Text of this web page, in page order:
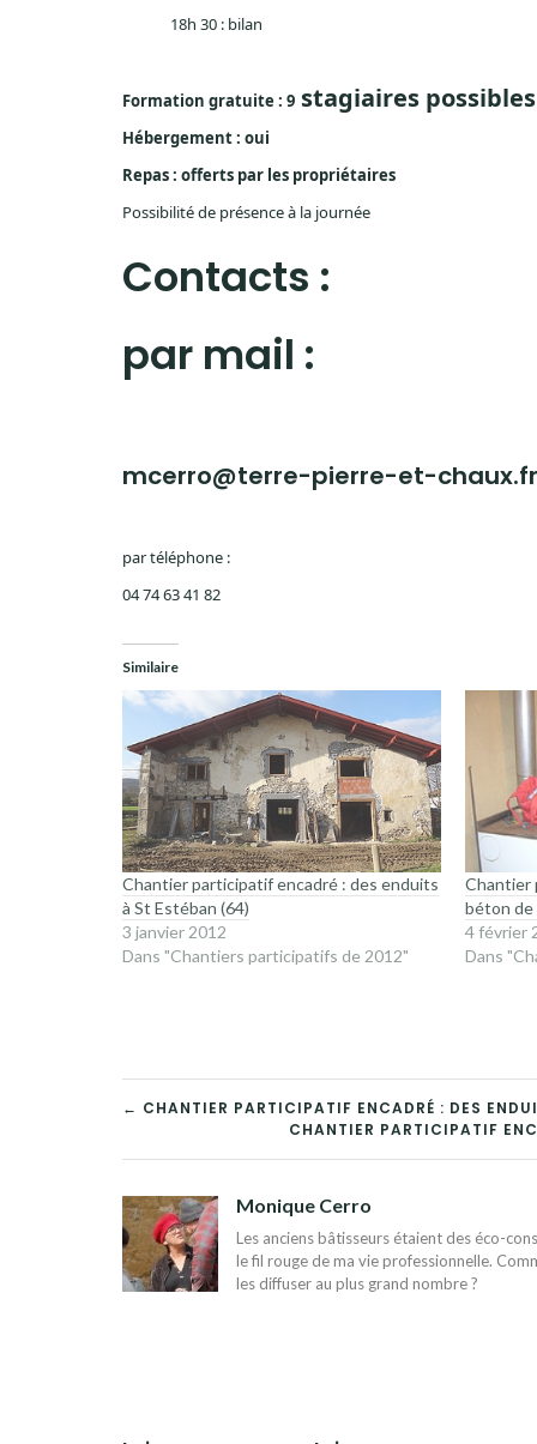
18h 30 : bilan
Formation gratuite : 9 stagiaires possibles
Hébergement : oui
Repas : offerts par les propriétaires
Possibilité de présence à la journée
Contacts :
par mail :
mcerro@terre-pierre-et-chaux.fr
par téléphone :
04 74 63 41 82
Similaire
Chantier participatif encadré : des enduits
à St Estéban (64)
3 janvier 2012
Dans "Chantiers participatifs de 2012"
Chantier
béton de
4 février
Dans
NAVIGATION
DE
L’ARTICLE
← CHANTIER PARTICIPATIF ENCADRÉ : DES
CHANTIER PARTICIPATIF
Monique Cerro
Les anciens bâtisseurs étaient des éco-
le fil rouge de ma vie professionnelle.
les diffuser au plus grand nombre ?